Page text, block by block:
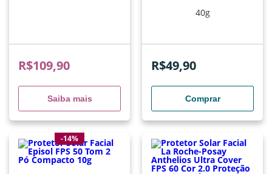
R$109,90
Saiba mais
40g
R$49,90
Comprar
-14%